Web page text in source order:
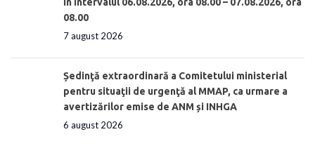
08.00
7 august 2026
Ședinţă extraordinară a Comitetului ministerial
pentru situaţii de urgenţă al MMAP, ca urmare a
avertizărilor emise de ANM și INHGA
6 august 2026